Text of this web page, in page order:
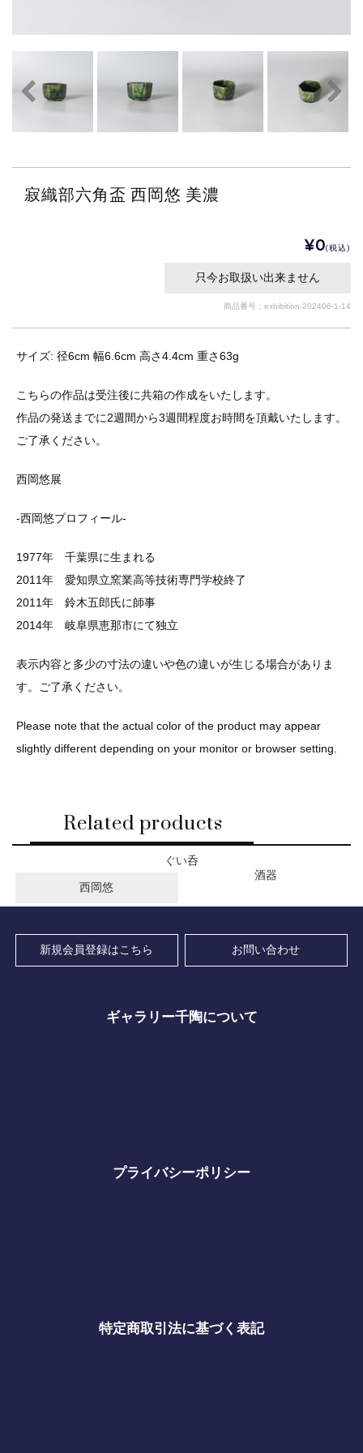
寂織部六角盃 西岡悠 美濃
¥0(税込)
只今お取扱い出来ません
商品番号：exhibition-202406-1-14
サイズ: 径6cm 幅6.6cm 高さ4.4cm 重さ63g
こちらの作品は受注後に共箱の作成をいたします。
作品の発送までに2週間から3週間程度お時間を頂戴いたします。
ご了承ください。
西岡悠展
-西岡悠プロフィール-
1977年 千葉県に生まれる
2011年 愛知県立窯業高等技術専門学校終了
2011年 鈴木五郎氏に師事
2014年 岐阜県恵那市にて独立
表示内容と多少の寸法の違いや色の違いが生じる場合がありま
す。ご了承ください。
Please note that the actual color of the product may appear
slightly different depending on your monitor or browser setting.
Related products
ぐい呑
西岡悠
酒器
新規会員登録はこちら お問い合わせ
ギャラリー千陶について
プライバシーポリシー
特定商取引法に基づく表記